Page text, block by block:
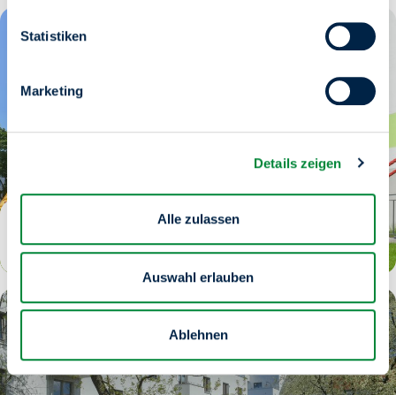
Statistiken
Marketing
Details zeigen
Alle zulassen
Auswahl erlauben
Ablehnen